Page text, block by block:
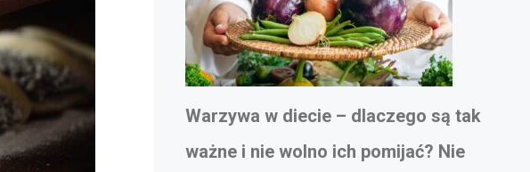
Warzywa w diecie – dlaczego są tak
ważne i nie wolno ich pomijać? Nie